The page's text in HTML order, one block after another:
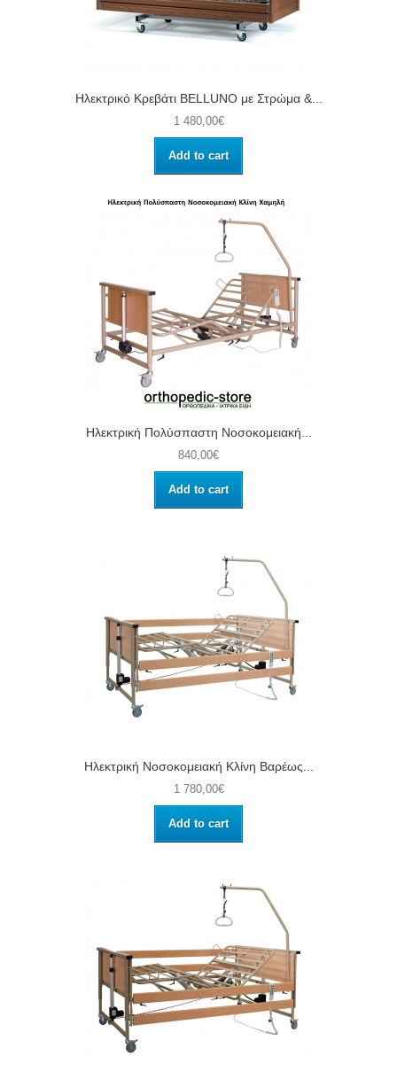
Ηλεκτρικό Kρεβάτι BELLUNO με Στρώμα &...
1 480,00€
Add to cart
Ηλεκτρική Πολύσπαστη Νοσοκομειακή...
840,00€
Add to cart
Ηλεκτρική Νοσοκομειακή Κλίνη Βαρέως...
1 780,00€
Add to cart